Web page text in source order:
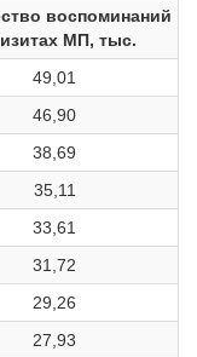
воспоминаний
МП, тыс.
49,01
46,90
38,69
35,11
33,61
31,72
29,26
27,93